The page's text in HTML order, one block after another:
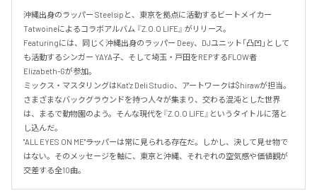
沖縄出身のラッパー Steelsipと、東京を拠点に活動するビートメイカー
Tatwoineによるコラボアルバム 『Z.O.O LIFE』 がリリース。
Featuringには、同じく沖縄出身のラッパー Deey、DJユニット「凸凹」として
も活動するシンガー YAYA子、そして埼玉・戸田をREPするFLOW者
Elizabeth-Gが参加。
ミックス・マスタリングはKat'z Deli Studio、アートワークは$hirawが担当。
さまざまなバックグラウンドを持つ人々が集まり、交わる混沌とした世界
は、まるで動物園のよう。そんな現代を『Z.O.O LIFE』というタイトルに落と
し込んだ。
"ALL EYES ON ME"――ラッパーは常に見られる存在だ。しかし、決して見せ物で
はない。そのメッセージを軸に、東京と沖縄、それぞれの空気感や価値観が
交差する全10曲。